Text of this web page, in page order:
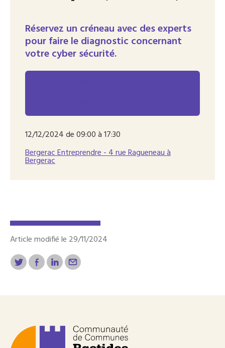
Réservez un créneau avec des experts
pour faire le diagnostic concernant
votre cyber sécurité.
12/12/2024 de 09:00 à 17:30
Bergerac Entreprendre - 4 rue Ragueneau à
Bergerac
Article modifié le 29/11/2024